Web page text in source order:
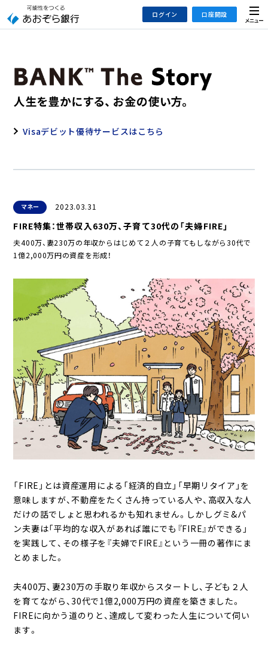
文
ログイン
法人のお客さまはこちら
デビット専用WEB
あおぞら投信インターネットトレード
（あおぞらみらい彩りラップ）
口座開設
あおぞら銀行 投資信託口座・NISA口座開設
メ
ニ
Visaデビット優待サービスはこちら
マネー 2023.03.31
FIRE特集：世帯収入630万、子育て30代の「夫婦FIRE」
夫400万、妻230万の年収からはじめて２人の子育てもしながら30代で
1億2,000万円の資産を形成！
「FIRE」とは資産運用による「経済的自立」「早期リタイア」を
意味しますが、不動産をたくさん持っている人や、高収入な人
だけの話でしょと思われるかも知れません。しかしグミ&パ
ン夫妻は「平均的な収入があれば誰にでも『FIRE』ができる」
を実践して、その様子を『夫婦でFIRE』という一冊の著作にま
とめました。
夫400万、妻230万の手取り年収からスタートし、子ども２人
を育てながら、30代で1億2,000万円の資産を築きました。
FIREに向かう道のりと、達成して変わった人生について伺い
ます。